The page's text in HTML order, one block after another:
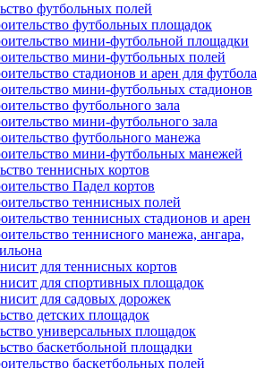
футбольных полей
футбольных площадок
мини-футбольной площадки
мини-футбольных полей
стадионов и арен для футбола
мини-футбольных стадионов
футбольного зала
мини-футбольного зала
футбольного манежа
мини-футбольных манежей
теннисных кортов
Падел кортов
теннисных полей
теннисных стадионов и арен
теннисного манежа, ангара,
для теннисных кортов
для спортивных площадок
для садовых дорожек
детских площадок
универсальных площадок
баскетбольной площадки
баскетбольных полей